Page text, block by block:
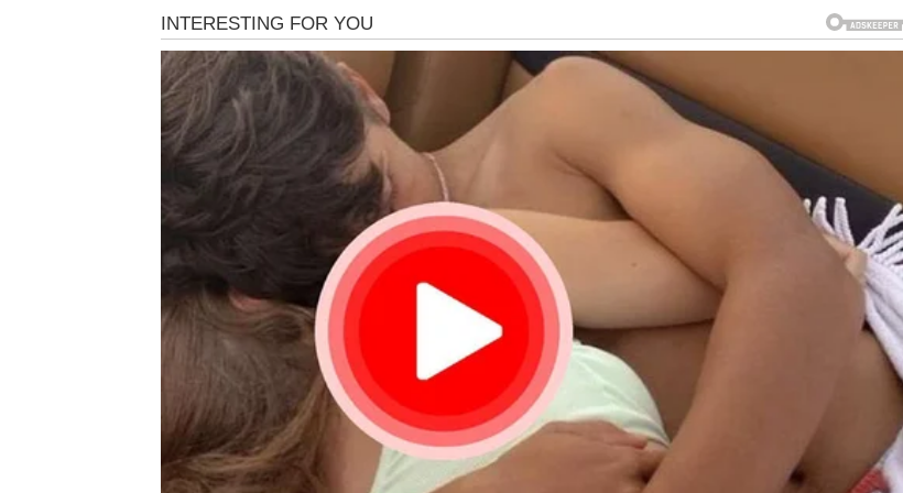
Šta Ovnu donosi ovaj ciklus?
Ostvarenje ambicioznog cilja
Pobedu nad starim strahovima i sumnjama
Priliku da se konačno istakne i bude primećen
Ovo je period u kojem Ovnovi prelaze iz čekanja u delovanje
. Mnogi će dobiti priliku da pokažu
liderstvo, hrabrost i autentičnost – i biće nagrađeni za to.
Ljubav i odnosi
Ako si bio u odnosu koji te guši – ovaj ciklus donosi oslobađanje
. Ako si slobodan – dolazi osoba
koja te vidi onakvim kakav jesi, bez potrebe da se dokazuješ.
Svemir ti daje zeleno svetlo.